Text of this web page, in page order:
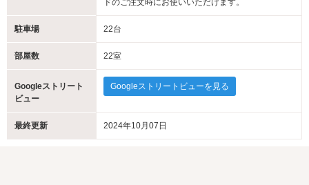
ドのご注文時にお使いいただけます。
駐車場 22台
部屋数 22室
Googleストリート
ビュー
Googleストリートビューを見る
最終更新 2024年10月07日